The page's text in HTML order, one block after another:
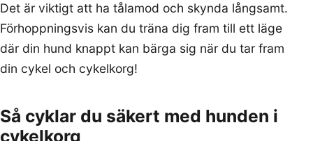
Det är viktigt att ha tålamod och skynda långsamt.
Förhoppningsvis kan du träna dig fram till ett läge
där din hund knappt kan bärga sig när du tar fram
din cykel och cykelkorg!
Så cyklar du säkert med hunden i
cykelkorg